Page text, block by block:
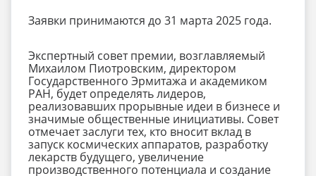
Заявки принимаются до 31 марта 2025 года.
Экспертный совет премии, возглавляемый
Михаилом Пиотровским, директором
Государственного Эрмитажа и академиком
РАН, будет определять лидеров,
реализовавших прорывные идеи в бизнесе и
значимые общественные инициативы. Совет
отмечает заслуги тех, кто вносит вклад в
запуск космических аппаратов, разработку
лекарств будущего, увеличение
производственного потенциала и создание